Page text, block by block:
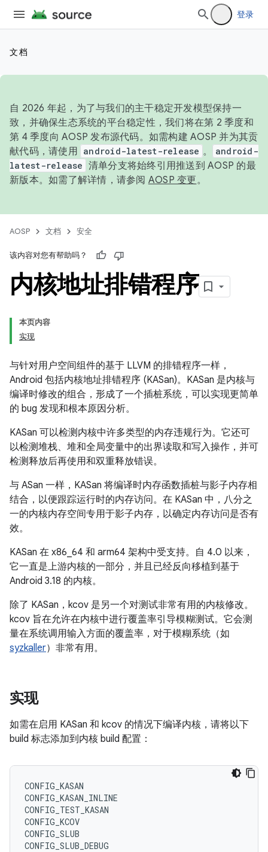
登录
文档
自 2026 年起，为了与我们的主干稳定开发模型保持一
致，并确保生态系统的平台稳定性，我们将在第 2 季度和
第 4 季度向 AOSP 发布源代码。如需构建 AOSP 并为其贡
献代码，请使用 android-latest-release 。
android-
latest-release 清单分支将始终引用推送到 AOSP 的最
新版本。如需了解详情，请参阅 AOSP 变更。
AOSP 文档 安全
该内容对您有帮助吗？
内核地址排错程序
本页内容
实现
与针对用户空间组件的基于 LLVM 的排错程序一样，
Android 包括内核地址排错程序 (KASan)。KASan 是内核与
编译时修改的组合，形成了一个插桩系统，可以实现更简单
的 bug 发现和根本原因分析。
KASan 可以检测内核中许多类型的内存违规行为。它还可
以检测堆栈、堆和全局变量中的出界读取和写入操作，并可
检测释放后再使用和双重释放错误。
与 ASan 一样，KASan 将编译时内存函数插桩与影子内存相
结合，以便跟踪运行时的内存访问。在 KASan 中，八分之
一的内核内存空间专用于影子内存，以确定内存访问是否有
效。
KASan 在 x86_64 和 arm64 架构中受支持。自 4.0 以来，
它一直是上游内核的一部分，并且已经反向移植到基于
Android 3.18 的内核。
除了 KASan，kcov 是另一个对测试非常有用的内核修改。
kcov 旨在允许在内核中进行覆盖率引导模糊测试。它会测
量在系统调用输入方面的覆盖率，对于模糊系统（如
syzkaller）非常有用。
实现
如需在启用 KASan 和 kcov 的情况下编译内核，请将以下
build 标志添加到内核 build 配置：
CONFIG_KASAN
CONFIG_KASAN_INLINE
CONFIG_TEST_KASAN
CONFIG_KCOV
CONFIG_SLUB
CONFIG_SLUB_DEBUG